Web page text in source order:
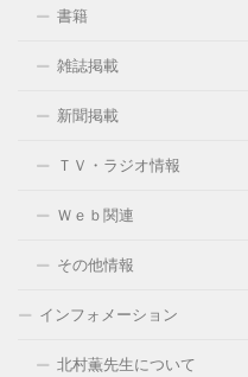
書籍
雑誌掲載
新聞掲載
ＴＶ・ラジオ情報
Ｗｅｂ関連
その他情報
インフォメーション
北村薫先生について